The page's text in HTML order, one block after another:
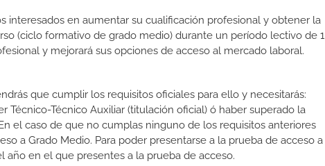
interesados en aumentar su cualificación profesional y obtener la
(ciclo formativo de grado medio) durante un período lectivo de 1
y mejorará sus opciones de acceso al mercado laboral.
que cumplir los requisitos oficiales para ello y necesitarás:
Técnico-Técnico Auxiliar (titulación oficial) ó haber superado la
el caso de que no cumplas ninguno de los requisitos anteriores
a Grado Medio. Para poder presentarse a la prueba de acceso a
en el que presentes a la prueba de acceso.